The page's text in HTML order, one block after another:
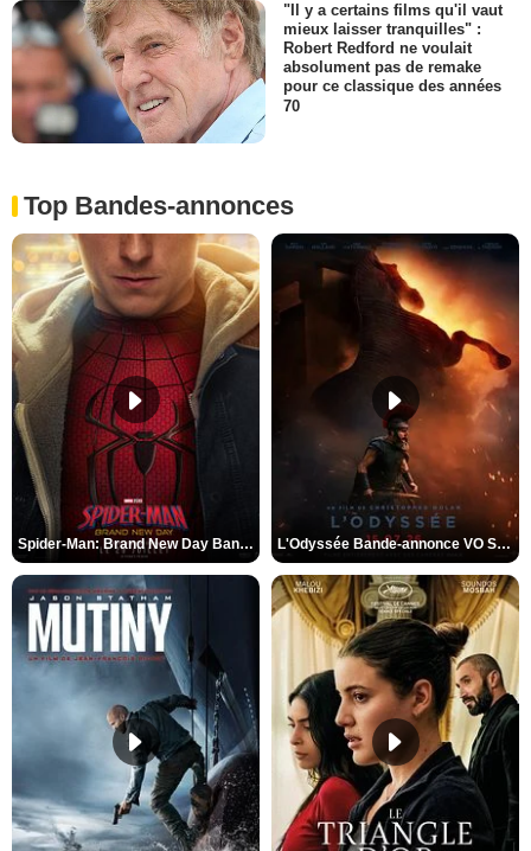
"Il y a certains films qu'il vaut
mieux laisser tranquilles" :
Robert Redford ne voulait
absolument pas de remake
pour ce classique des années
70
Top Bandes-annonces
Spider-Man: Brand New Day Bande-annonce VO STFR L'Odyssée Bande-annonce VO STFR